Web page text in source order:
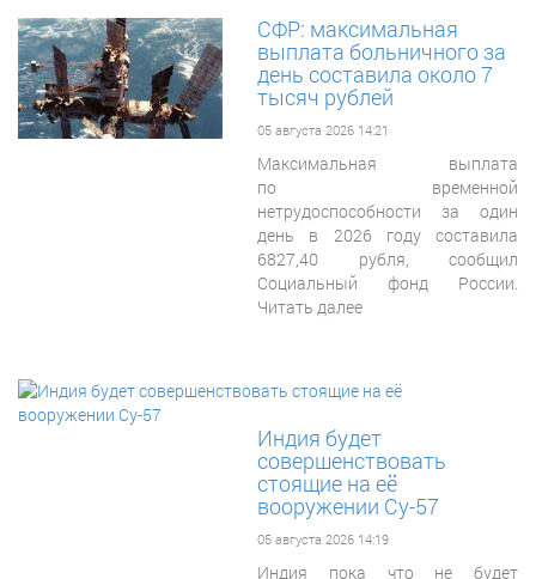
СФР: максимальная
выплата больничного за
день составила около 7
тысяч рублей
05 августа 2026 14:21
Максимальная выплата
по временной
нетрудоспособности за один
день в 2026 году составила
6827,40 рубля, сообщил
Социальный фонд России.
Читать далее
Индия будет
совершенствовать
стоящие на её
вооружении Су-57
05 августа 2026 14:19
Индия пока что не будет